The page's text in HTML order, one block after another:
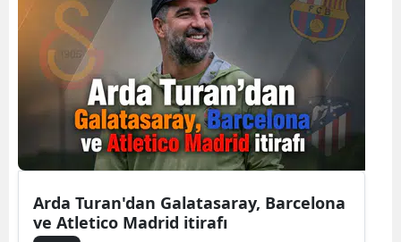
Arda Turan'dan Galatasaray, Barcelona
ve Atletico Madrid itirafı